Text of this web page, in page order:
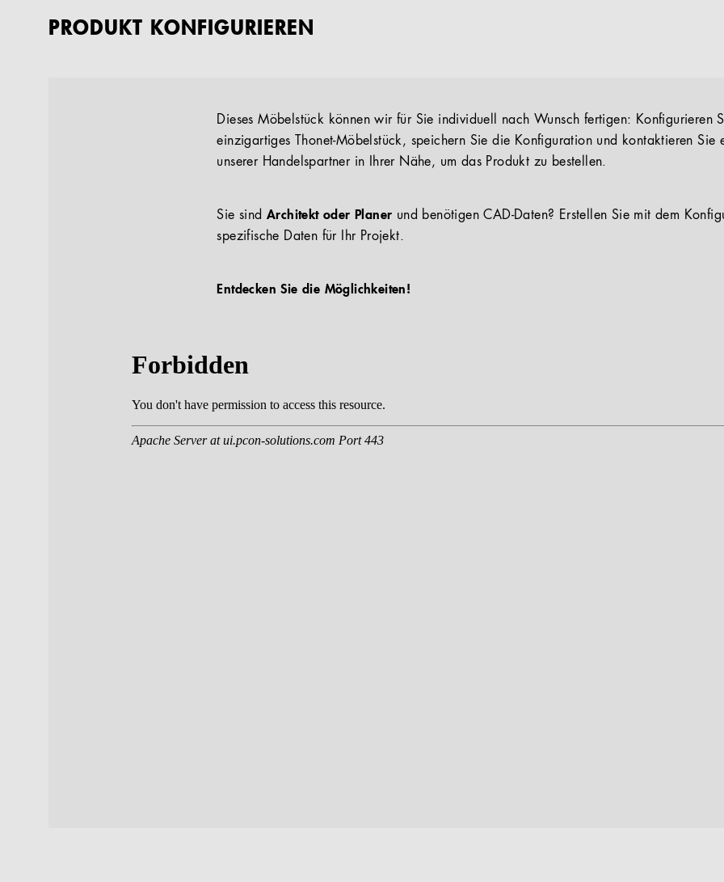
PRODUKT KONFIGURIEREN
Dieses Möbelstück können wir für Sie individuell nach Wunsch fertigen: Konfigurieren
einzigartiges Thonet-Möbelstück, speichern Sie die Konfiguration und kontaktieren Sie
unserer Handelspartner in Ihrer Nähe, um das Produkt zu bestellen.
Sie sind Architekt oder Planer und benötigen CAD-Daten? Erstellen Sie mit dem
spezifische Daten für Ihr Projekt.
Entdecken Sie die Möglichkeiten!